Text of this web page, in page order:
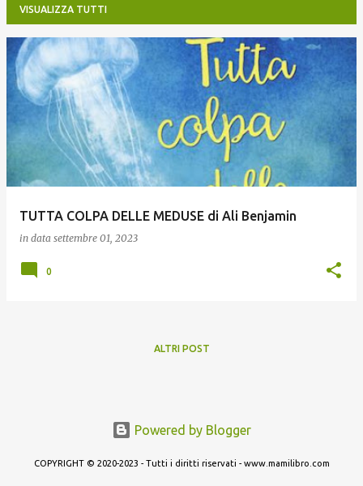
VISUALIZZA TUTTI
P
TUTTA COLPA DELLE MEDUSE di Ali Benjamin
in data settembre 01, 2023
0
ALTRI POST
Powered by Blogger
COPYRIGHT © 2020-2023 - Tutti i diritti riservati - www.mamilibro.com